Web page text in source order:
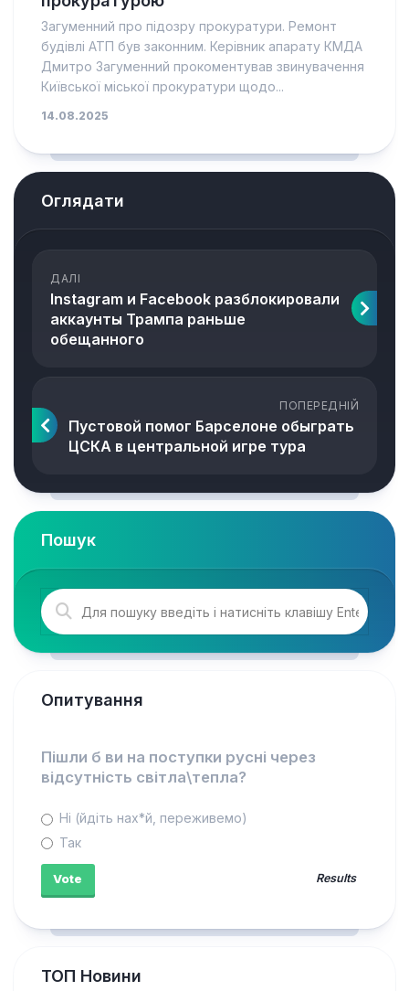
Загуменний про підозру прокуратури. Ремонт
будівлі АТП був законним. Керівник апарату КМДА
Дмитро Загуменний прокоментував звинувачення
Київської міської прокуратури щодо...
14.08.2025
Оглядати
ДАЛІ
Instagram и Facebook разблокировали
аккаунты Трампа раньше
обещанного
ПОПЕРЕДНІЙ
Пустовой помог Барселоне обыграть
ЦСКА в центральной игре тура
Пошук
Опитування
Пішли б ви на поступки русні через
відсутність світла\тепла?
Ні (йдіть нах*й, переживемо)
Так
Results
ТОП Новини